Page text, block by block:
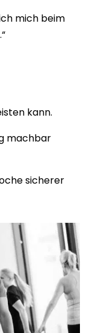
mich beim
kann.
machbar
sicherer